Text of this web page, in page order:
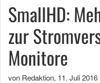
SmallHD:
zur
Monitore
von Redaktion, 11. Juli 2016